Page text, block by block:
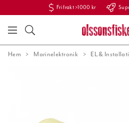
Fri frakt >1000 kr
Hem Marinelektronik EL &